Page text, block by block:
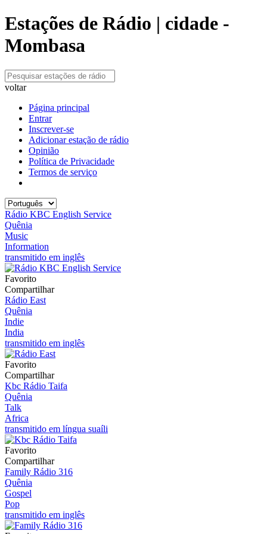
Estações de Rádio | cidade -
Mombasa
voltar
Página principal
Entrar
Inscrever-se
Adicionar estação de rádio
Opinião
Política de Privacidade
Termos de serviço
Rádio KBC English Service
Quênia
Music
Information
transmitido em inglês
Favorito
Compartilhar
Rádio East
Quênia
Indie
India
transmitido em inglês
Favorito
Compartilhar
Kbc Rádio Taifa
Quênia
Talk
Africa
transmitido em língua suaíli
Favorito
Compartilhar
Family Rádio 316
Quênia
Gospel
Pop
transmitido em inglês